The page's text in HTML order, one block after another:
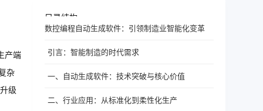
香港大带宽 · CN2
襄阳电信·云服务器
产端
杂
级
目录结构
数控编程自动生成软件：引领制造业智能化变革
引言：智能制造的时代需求
一、自动生成软件：技术突破与核心价值
二、行业应用：从标准化到柔性化生产